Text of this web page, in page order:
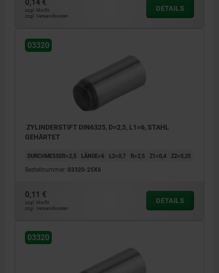
0,14 €
zzgl. MwSt.
zzgl. Versandkosten
DETAILS
03320
ZYLINDERSTIFT DIN6325, D=2,5, L1=6, STAHL
GEHÄRTET
DURCHMESSER=2,5 LÄNGE=6 L2=0,7 R=2,5 Z1=0,4 Z2=0,25
Bestellnummer: 03320-25X6
0,11 €
zzgl. MwSt.
zzgl. Versandkosten
DETAILS
03320